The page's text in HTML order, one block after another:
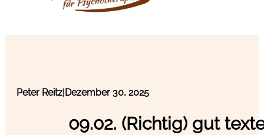
Peter Reitz|Dezember 30, 2025
09.02. (Richtig) gut